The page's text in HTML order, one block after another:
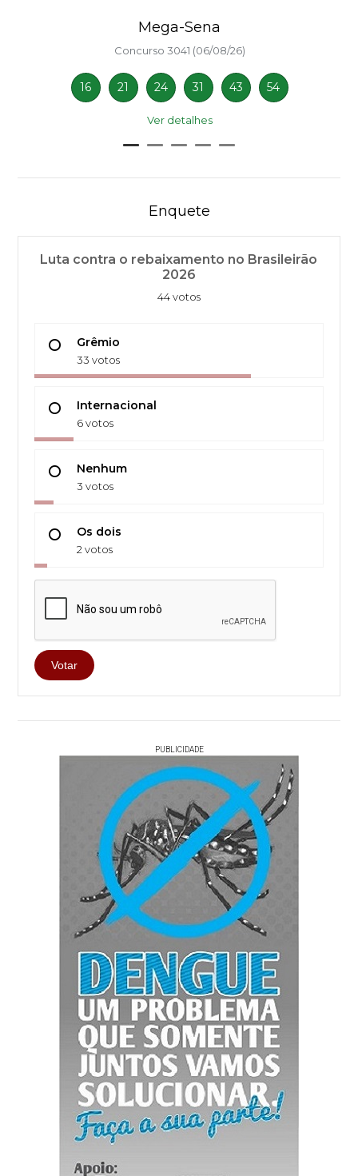
Mega-Sena
Concurso 3041 (06/08/26)
16 21 24 31 43 54
Ver detalhes
Enquete
Luta contra o rebaixamento no Brasileirão
2026
44 votos
Grêmio
33 votos
Internacional
6 votos
Nenhum
3 votos
Os dois
2 votos
Votar
PUBLICIDADE